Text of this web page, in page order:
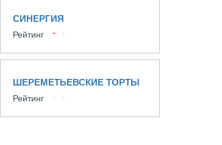
СИНЕРГИЯ
Рейтинг
ШЕРЕМЕТЬЕВСКИЕ ТОРТЫ
Рейтинг